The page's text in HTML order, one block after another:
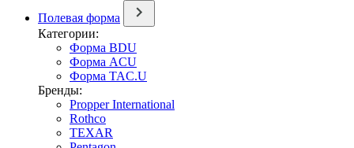
Полевая форма
Категории:
Форма BDU
Форма ACU
Форма TAC.U
Бренды:
Propper International
Rothco
TEXAR